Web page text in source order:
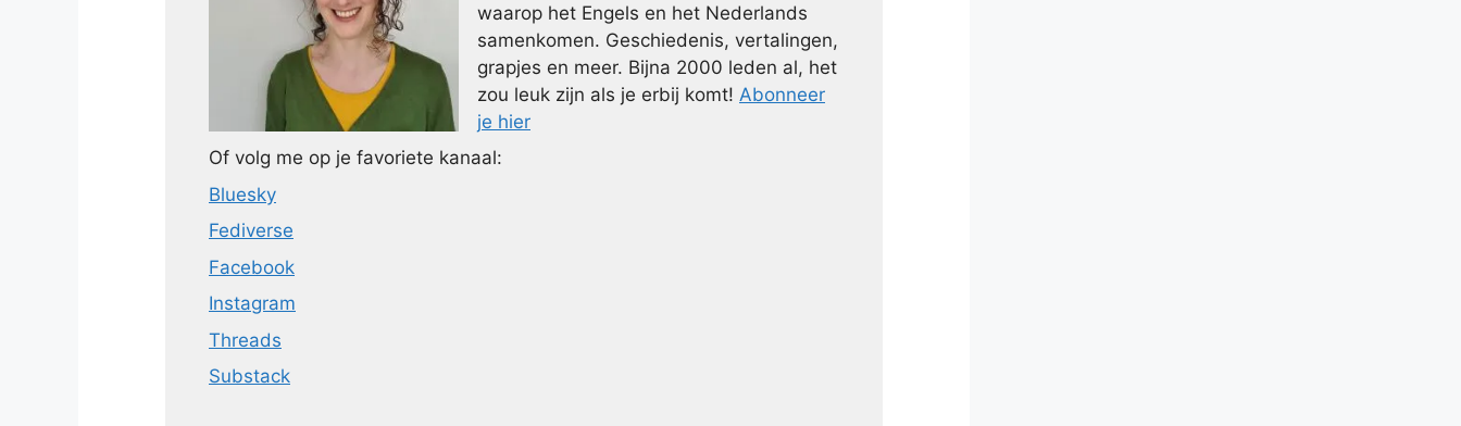
waarop het Engels en het Nederlands
samenkomen. Geschiedenis, vertalingen,
grapjes en meer. Bijna 2000 leden al, het
zou leuk zijn als je erbij komt! Abonneer
je hier
Of volg me op je favoriete kanaal:
Bluesky
Fediverse
Facebook
Instagram
Threads
Substack